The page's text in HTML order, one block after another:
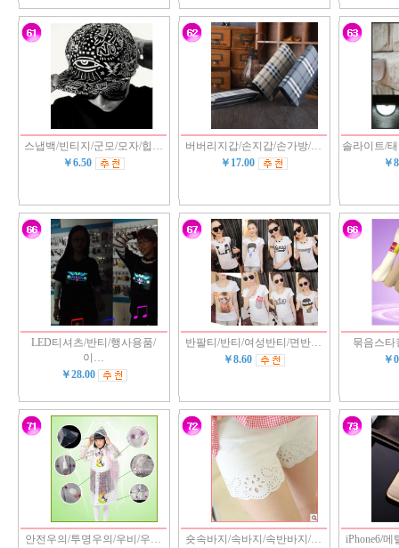
스냅백/빈티지/군모/모자/힙…
￥6.50
버버리지갑/손지갑/손가방/…
￥17.00
솔라이트/
￥
LED티셔츠/반티/행사용품/
이…
￥28.00
반팔티/반티/여성반티/면반…
￥8.60
묶음스타
￥
안전우의/투명우의/우비/우…
숏속바지/속바지/속반바지/…
iPhone6/